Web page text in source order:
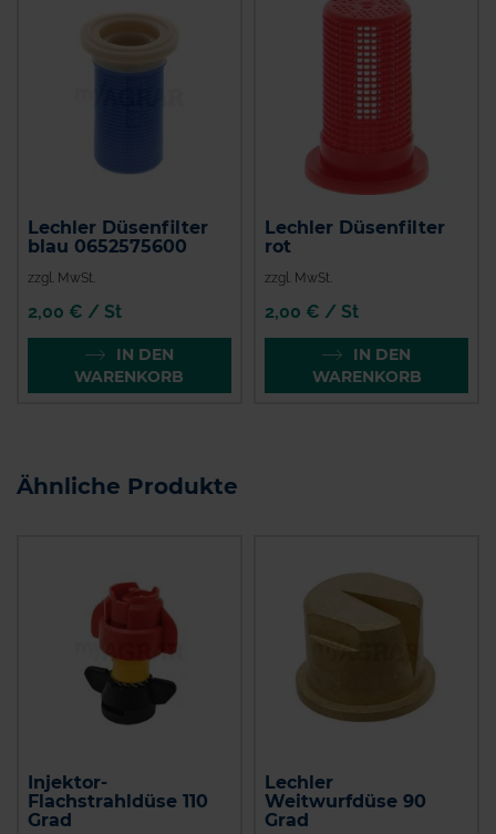
Lechler Düsenfilter
blau 0652575600
zzgl. MwSt.
2,00 € / St
IN DEN
WARENKORB
Lechler Düsenfilter
rot
zzgl. MwSt.
2,00 € / St
IN DEN
WARENKORB
Ähnliche Produkte
Injektor-
Flachstrahldüse 110
Grad
Lechler
Weitwurfdüse 90
Grad